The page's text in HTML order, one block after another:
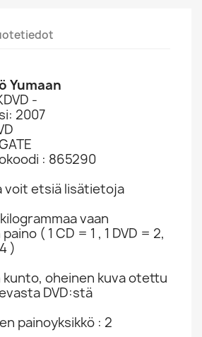
Yumaan
-
2007
: 865290
voit etsiä lisätietoja
vaan
( 1 CD = 1 , 1 DVD = 2,
)
kunto, oheinen kuva otettu
DVD:stä
painoyksikkö : 2